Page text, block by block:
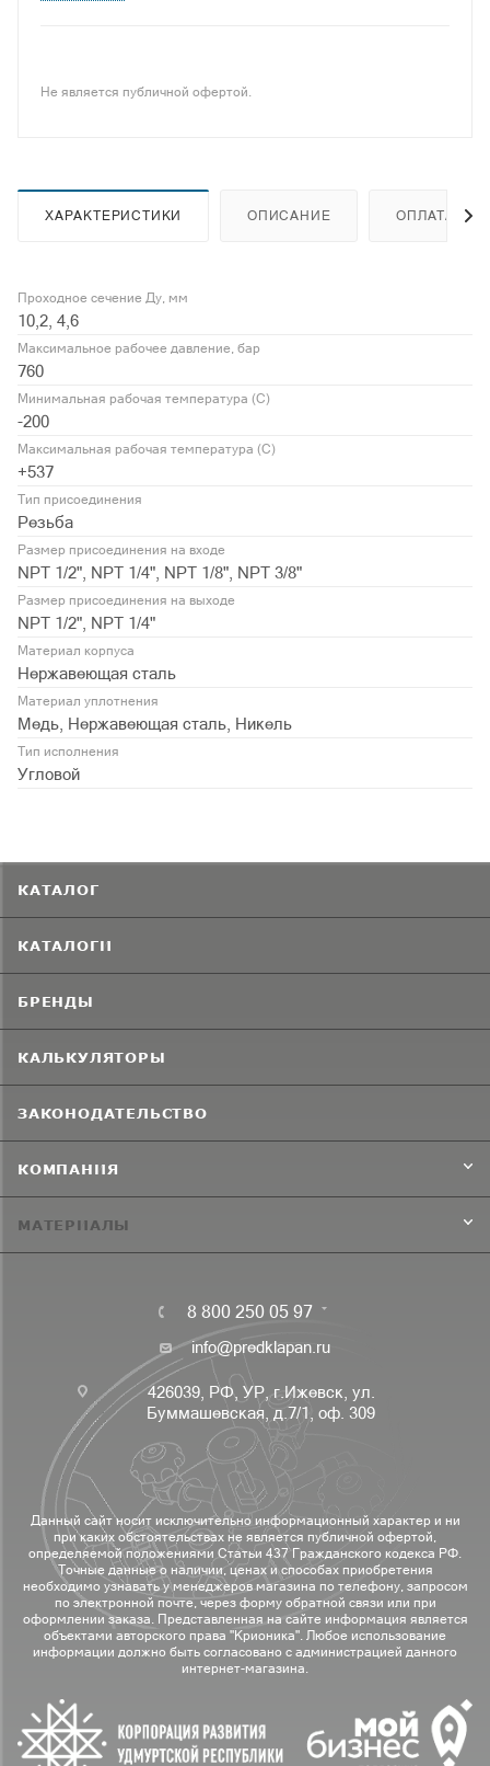
Не является публичной офертой.
ХАРАКТЕРИСТИКИ ОПИСАНИЕ ОПЛАТА
Проходное сечение Ду, мм
10,2, 4,6
Максимальное рабочее давление, бар
760
Минимальная рабочая температура (С)
-200
Максимальная рабочая температура (С)
+537
Тип присоединения
Резьба
Размер присоединения на входе
NPT 1/2", NPT 1/4", NPT 1/8", NPT 3/8"
Размер присоединения на выходе
NPT 1/2", NPT 1/4"
Материал корпуса
Нержавеющая сталь
Материал уплотнения
Медь, Нержавеющая сталь, Никель
Тип исполнения
Угловой
КАТАЛОГ
КАТАЛОГИ
БРЕНДЫ
КАЛЬКУЛЯТОРЫ
ЗАКОНОДАТЕЛЬСТВО
КОМПАНИЯ
МАТЕРИАЛЫ
8 800 250 05 97
info@predklapan.ru
426039, РФ, УР, г.Ижевск, ул.
Буммашевская, д.7/1, оф. 309
Данный сайт носит исключительно информационный характер и ни
при каких обстоятельствах не является публичной офертой,
определяемой положениями Статьи 437 Гражданского кодекса РФ.
Точные данные о наличии, ценах и способах приобретения
необходимо узнавать у менеджеров магазина по телефону, запросом
по электронной почте, через форму обратной связи или при
оформлении заказа. Представленная на сайте информация является
объектами авторского права "Крионика". Любое использование
информации должно быть согласовано с администрацией данного
интернет-магазина.